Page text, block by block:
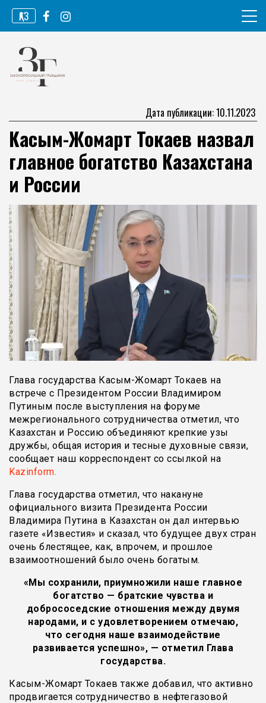
Перейти
содержимому
ҚАЗ
Законопослушный гражданин
Дата публикации: 10.11.2023
Касым-Жомарт Токаев назвал
главное богатство Казахстана
и России
Глава государства Касым-Жомарт Токаев на
встрече с Президентом России Владимиром
Путиным после выступления на форуме
межрегионального сотрудничества отметил, что
Казахстан и Россию объединяют крепкие узы
дружбы, общая история и тесные духовные связи,
сообщает наш корреспондент со ссылкой на
Kazinform.
Глава государства отметил, что накануне
официального визита Президента России
Владимира Путина в Казахстан он дал интервью
газете «Известия» и сказал, что будущее двух стран
очень блестящее, как, впрочем, и прошлое
взаимоотношений было очень богатым.
«Мы сохранили, приумножили наше главное
богатство — братские чувства и
добрососедские отношения между двумя
народами, и с удовлетворением отмечаю,
что сегодня наше взаимодействие
развивается успешно», — отметил Глава
государства.
Касым-Жомарт Токаев также добавил, что активно
продвигается сотрудничество в нефтегазовой